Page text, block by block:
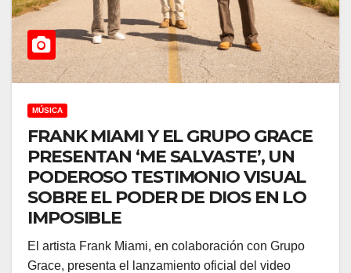
MÚSICA
FRANK MIAMI Y EL GRUPO GRACE
PRESENTAN ‘ME SALVASTE’, UN
PODEROSO TESTIMONIO VISUAL
SOBRE EL PODER DE DIOS EN LO
IMPOSIBLE
El artista Frank Miami, en colaboración con Grupo
Grace, presenta el lanzamiento oficial del video